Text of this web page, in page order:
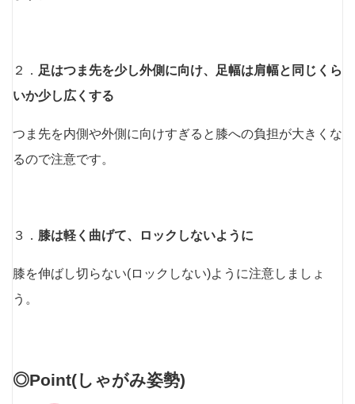
２． 足はつま先を少し外側に向け、足幅は肩幅と同じくら
いか少し広くする
つま先を内側や外側に向けすぎると膝への負担が大きくな
るので注意です。
３． 膝は軽く曲げて、ロックしないように
膝を伸ばし切らない(ロックしない)ように注意しましょ
う。
◎Point(しゃがみ姿勢)